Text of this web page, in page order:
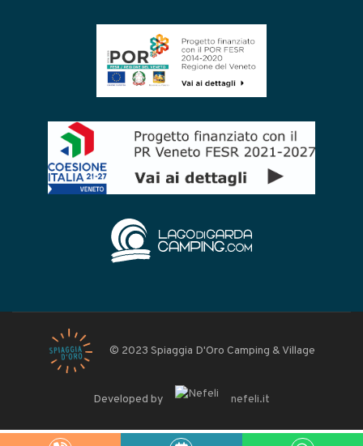
© 2023 Spiaggia D'Oro Camping & Village
Developed by nefeli.it